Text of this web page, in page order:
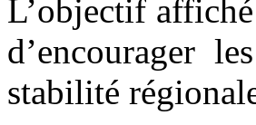
L’objectif
d’encourager
stabilité